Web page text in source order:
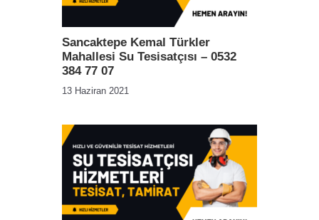
Sancaktepe Kemal Türkler
Mahallesi Su Tesisatçısı – 0532
384 77 07
13 Haziran 2021